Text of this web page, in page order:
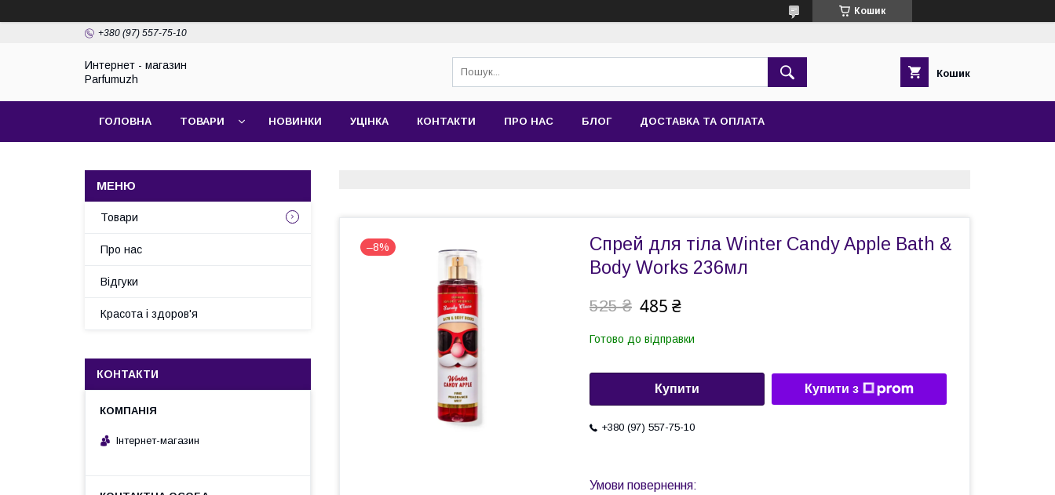
Кошик
+380 (97) 557-75-10
Интернет - магазин
Parfumuzh
Кошик
ГОЛОВНА ТОВАРИ НОВИНКИ УЦІНКА КОНТАКТИ ПРО НАС БЛОГ ДОСТАВКА ТА ОПЛАТА
–8%
Спрей для тіла Winter Candy Apple Bath &
Body Works 236мл
525 ₴ 485 ₴
Готово до відправки
Купити Купити з
+380 (97) 557-75-10
Товари
Про нас
Відгуки
Красота і здоров'я
КОНТАКТИ
Інтернет-магазин